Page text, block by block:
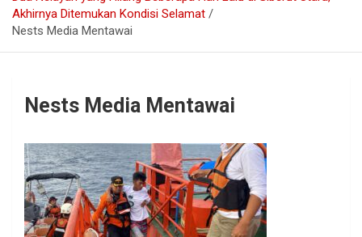
Akhirnya Ditemukan Kondisi Selamat
Nests Media Mentawai
Nests Media Mentawai